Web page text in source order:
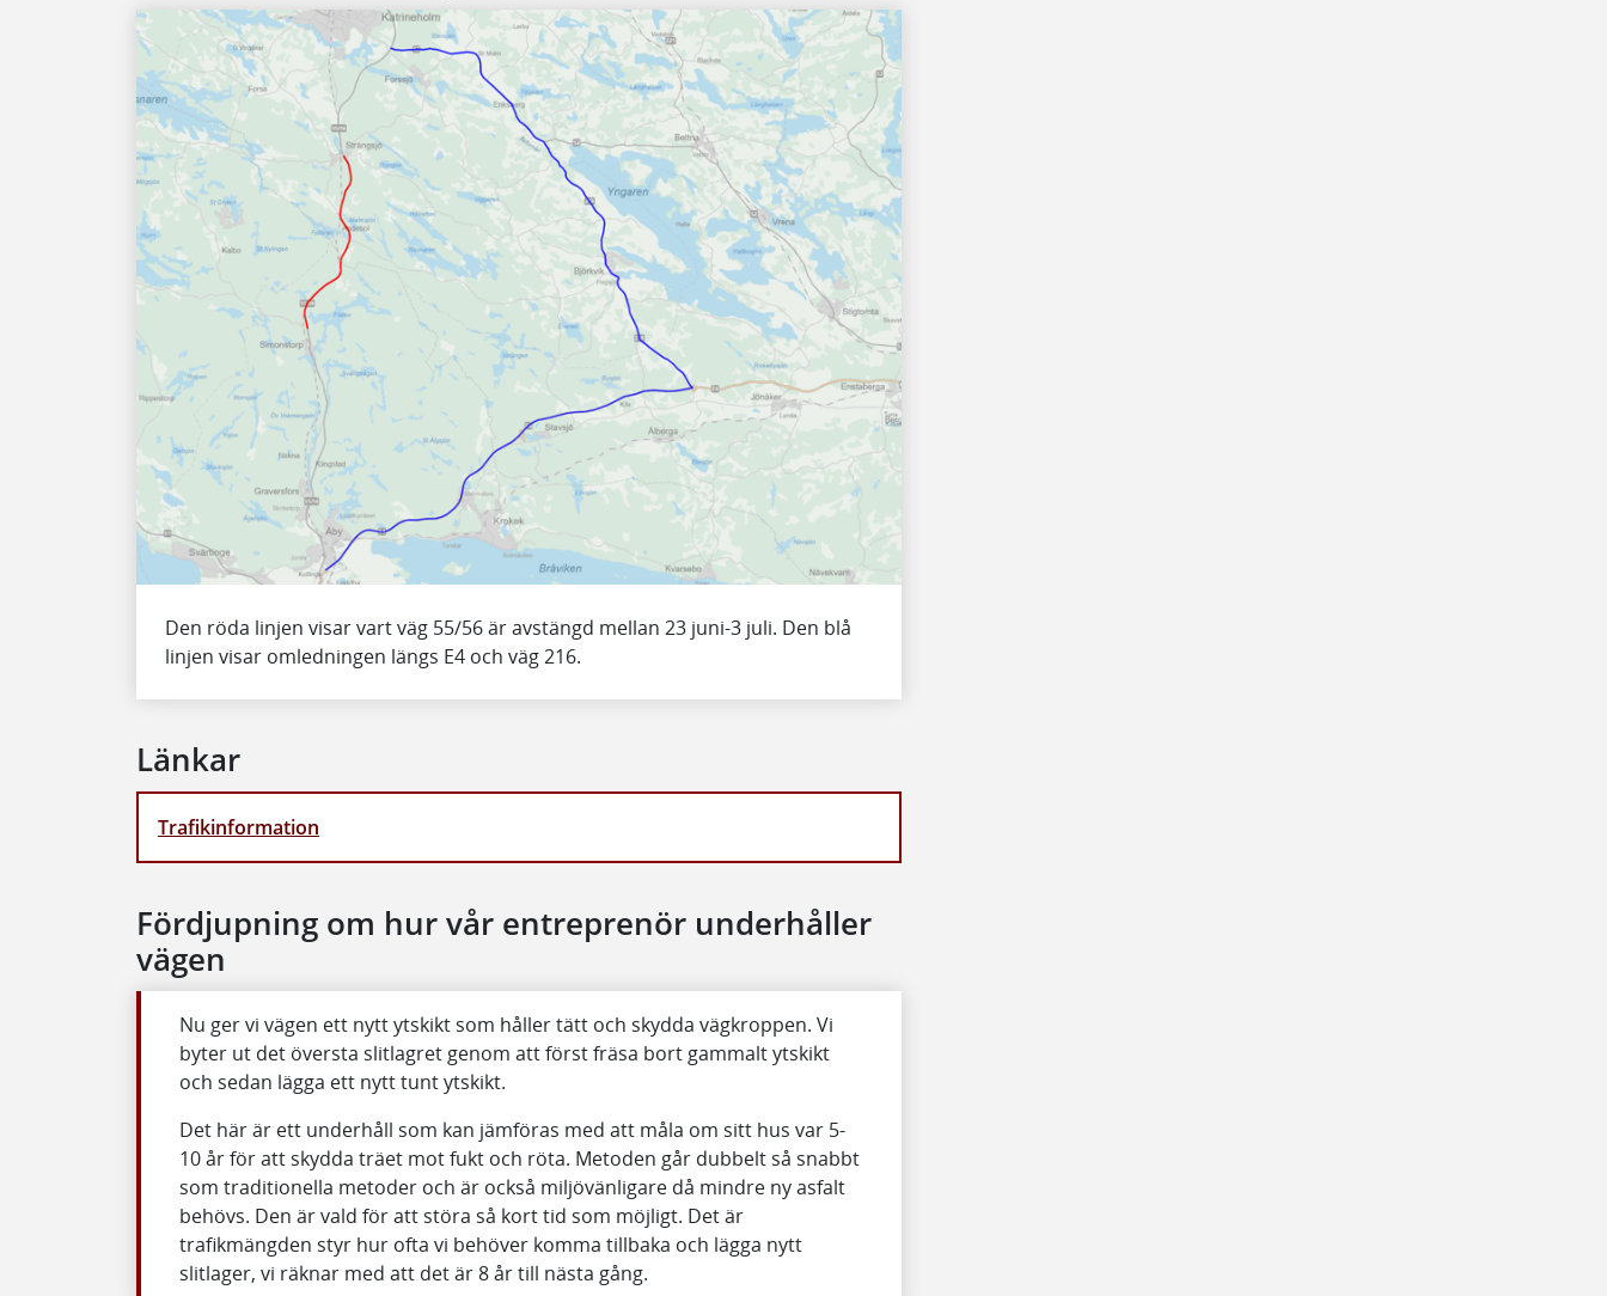
Den röda linjen visar vart väg 55/56 är avstängd mellan 23 juni-3 juli. Den blå
linjen visar omledningen längs E4 och väg 216.
Länkar
Trafikinformation
Fördjupning om hur vår entreprenör underhåller
vägen
Nu ger vi vägen ett nytt ytskikt som håller tätt och skydda vägkroppen. Vi
byter ut det översta slitlagret genom att först fräsa bort gammalt ytskikt
och sedan lägga ett nytt tunt ytskikt.
Det här är ett underhåll som kan jämföras med att måla om sitt hus var 5-
10 år för att skydda träet mot fukt och röta. Metoden går dubbelt så snabbt
som traditionella metoder och är också miljövänligare då mindre ny asfalt
behövs. Den är vald för att störa så kort tid som möjligt. Det är
trafikmängden styr hur ofta vi behöver komma tillbaka och lägga nytt
slitlager, vi räknar med att det är 8 år till nästa gång.